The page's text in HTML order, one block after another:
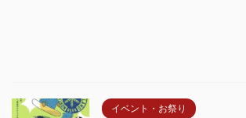
イベント・お祭り